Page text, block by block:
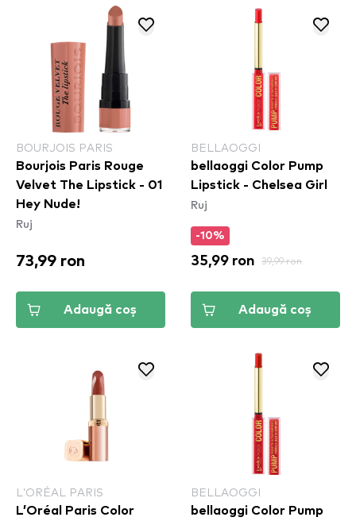
BOURJOIS PARIS
Bourjois Paris Rouge
Velvet The Lipstick - 01
Hey Nude!
Ruj
73,99 ron
Adaugă coș
BELLAOGGI
bellaoggi Color Pump
Lipstick - Chelsea Girl
Ruj
-10%
35,99 ron 39,99 ron
Adaugă coș
L’ORÉAL PARIS
L’Oréal Paris Color
BELLAOGGI
bellaoggi Color Pump